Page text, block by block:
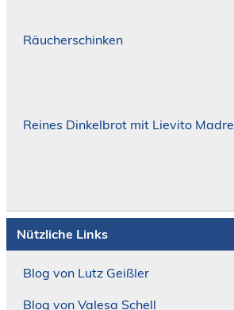
Räucherschinken
Reines Dinkelbrot mit Lievito Madre
Nützliche Links
Blog von Lutz Geißler
Blog von Valesa Schell